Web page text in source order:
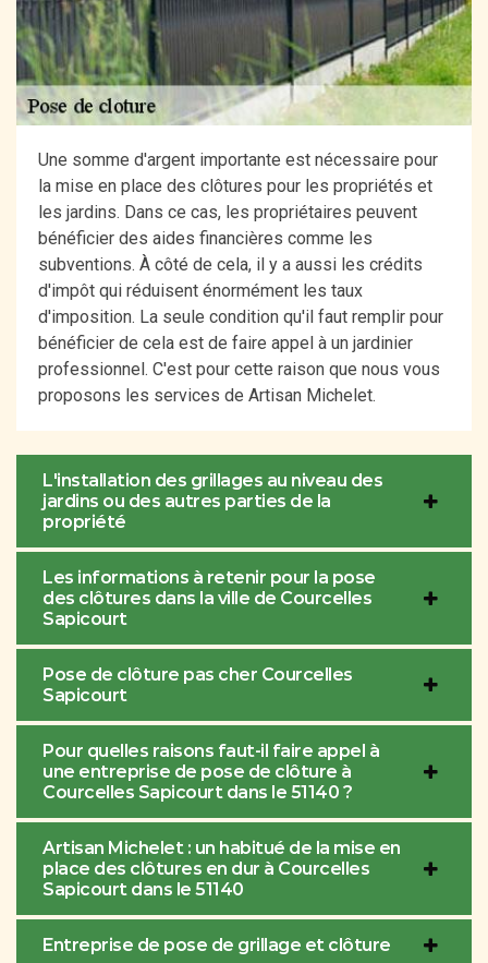
Une somme d'argent importante est nécessaire pour
la mise en place des clôtures pour les propriétés et
les jardins. Dans ce cas, les propriétaires peuvent
bénéficier des aides financières comme les
subventions. À côté de cela, il y a aussi les crédits
d'impôt qui réduisent énormément les taux
d'imposition. La seule condition qu'il faut remplir pour
bénéficier de cela est de faire appel à un jardinier
professionnel. C'est pour cette raison que nous vous
proposons les services de Artisan Michelet.
L'installation des grillages au niveau des
jardins ou des autres parties de la
propriété
Les informations à retenir pour la pose
des clôtures dans la ville de Courcelles
Sapicourt
Pose de clôture pas cher Courcelles
Sapicourt
Pour quelles raisons faut-il faire appel à
une entreprise de pose de clôture à
Courcelles Sapicourt dans le 51140 ?
Artisan Michelet : un habitué de la mise en
place des clôtures en dur à Courcelles
Sapicourt dans le 51140
Entreprise de pose de grillage et clôture